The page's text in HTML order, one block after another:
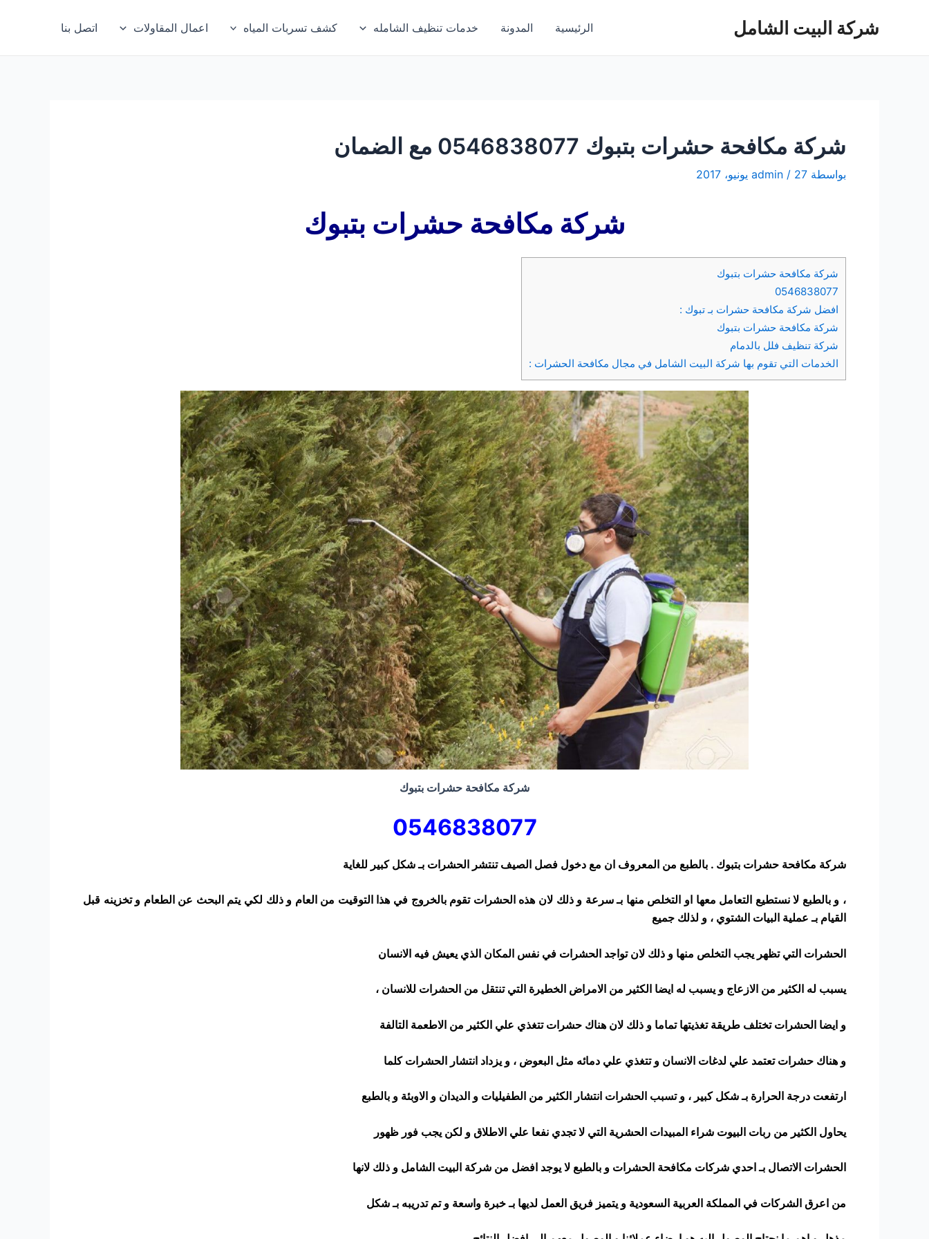
شركة البيت الشامل الرئيسية المدونة خدمات تنظيف الشامله كشف تسربات المياه اعمال المقاولات اتصل بنا
شركة مكافحة حشرات بتبوك 0546838077 مع الضمان
بواسطة admin / 27 يونيو، 2017
شركة مكافحة حشرات بتبوك
شركة مكافحة حشرات بتبوك
0546838077
افضل شركة مكافحة حشرات بـ تبوك :
شركة مكافحة حشرات بتبوك
شركة تنظيف فلل بالدمام
الخدمات التي تقوم بها شركة البيت الشامل في مجال مكافحة الحشرات :
شركة مكافحة حشرات بتبوك
0546838077
شركة مكافحة حشرات بتبوك . بالطبع من المعروف ان مع دخول فصل الصيف تنتشر الحشرات بـ شكل كبير للغاية
، و بالطبع لا نستطيع التعامل معها او التخلص منها بـ سرعة و ذلك لان هذه الحشرات تقوم بالخروج في هذاالتوقيت من العام و ذلك لكي يتم البحث عن الطعام و تخزينه قبل
القيام بـ عملية البيات الشتوي ، و لذلك جميع
الحشرات التي تظهر يجب التخلص منها و ذلك لان تواجد الحشرات في نفس المكان الذي يعيش فيه الانسان
يسبب له الكثير من الازعاج و يسبب له ايضا الكثير من الامراض الخطيرة التي تنتقل من الحشرات للانسان ،
و ايضا الحشرات تختلف طريقة تغذيتها تماما و ذلك لان هناك حشرات تتغذي علي الكثير من الاطعمة التالفة
و هناك حشرات تعتمد علي لدغات الانسان و تتغذي علي دمائه مثل البعوض ، و يزداد انتشار الحشرات كلما
ارتفعت درجة الحرارة بـ شكل كبير ، و تسبب الحشرات انتشار الكثير من الطفيليات و الديدان و الاوبئة و بالطبع
يحاول الكثير من ربات البيوت شراء المبيدات الحشرية التي لا تجدي نفعا علي الاطلاق و لكن يجب فور ظهور
الحشرات الاتصال بـ احدي شركات مكافحة الحشرات و بالطبع لا يوجد افضل من شركة البيت الشامل و ذلك لانها
من اعرق الشركات في المملكة العربية السعودية و يتميز فريق العمل لديها بـ خبرة واسعة و تم تدريبه بـ شكل